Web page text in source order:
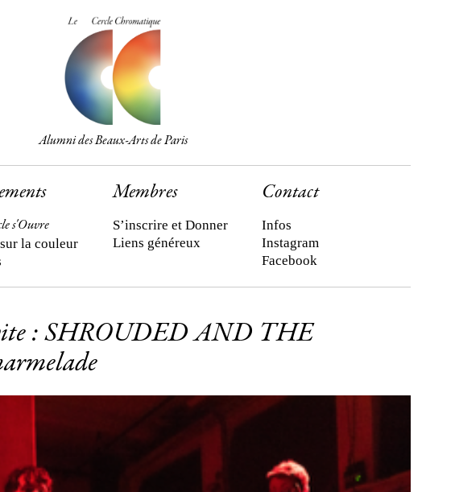
Alumni des Beaux-Arts de Paris
s'Ouvre
la couleur
Membres
S’inscrire et Donner
Liens généreux
Contact
Infos
Instagram
Facebook
: SHROUDED AND THE